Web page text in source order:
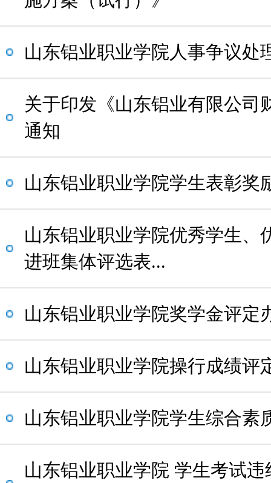
山东铝业职业学院人事争议处
关于印发《山东铝业有限公司
通知
山东铝业职业学院学生表彰奖
山东铝业职业学院优秀学生、
进班集体评选表...
山东铝业职业学院奖学金评定
山东铝业职业学院操行成绩评
山东铝业职业学院学生综合素
山东铝业职业学院 学生考试